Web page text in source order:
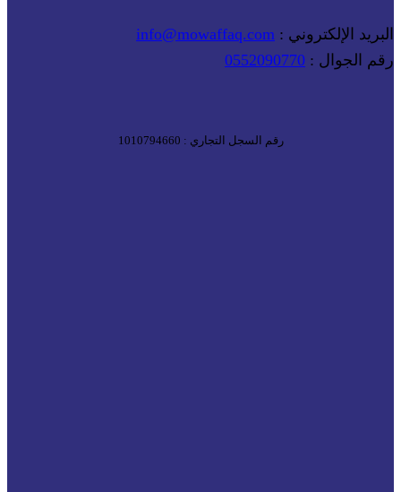
البريد الإلكتروني : info@mowaffaq.com
رقم الجوال : 0552090770
رقم السجل التجاري : 1010794660